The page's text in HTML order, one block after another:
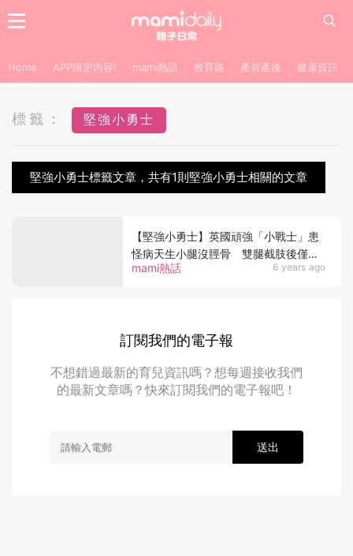
Home APP限定內容! mami熱話 教育路 產前產後 健康資訊
標籤： 堅強小勇士
堅強小勇士標籤文章，共有1則堅強小勇士相關的文章
mami熱話 6 years ago
【堅強小勇士】英國頑強「小戰士」患
怪病天生小腿沒脛骨 雙腿截肢後僅幾
天學會走路
訂閱我們的電子報
不想錯過最新的育兒資訊嗎？想每週接收我們
的最新文章嗎？快來訂閱我們的電子報吧！
送出